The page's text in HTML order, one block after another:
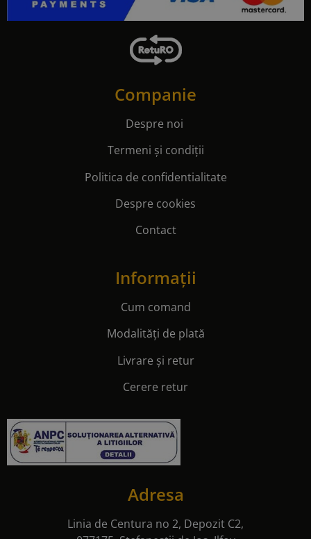
Companie
Despre noi
Termeni și condiții
Politica de confidentialitate
Despre cookies
Contact
Informații
Cum comand
Modalități de plată
Livrare și retur
Cerere retur
Adresa
Linia de Centura no 2, Depozit C2,